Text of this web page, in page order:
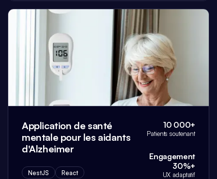
Application de santé
mentale pour les aidants
d'Alzheimer
NestJS React
10 000+
Patients soutenant
Engagement
30%+
UX adaptatif